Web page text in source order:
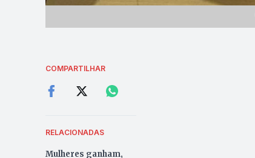
COMPARTILHAR
RELACIONADAS
Mulheres ganham,